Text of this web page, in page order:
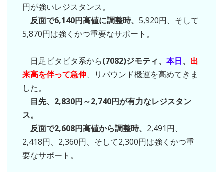
円が強いレジスタンス。
反面で6,140円高値に調整時、 5,920円、そして
5,870円は強くかつ重要なサポート。
日足ビタビタ系から(7082)ジモティ、 本日、 出
来高を伴って急伸、リバウンド機運を高めてきま
した。
目先、2,830円～2,740円が有力なレジスタン
ス。
反面で2,608円高値から調整時、 2,491円、
2,418円、2,360円、そして2,300円は強くかつ重
要なサポート。